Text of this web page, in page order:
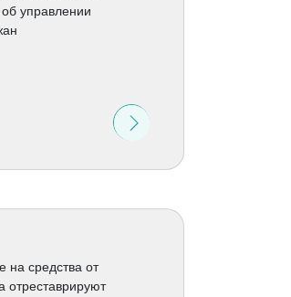
управлении
на средства от
отреставрируют